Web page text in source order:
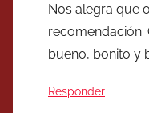
Nos alegra que
recomendación.
bueno, bonito y
Responder